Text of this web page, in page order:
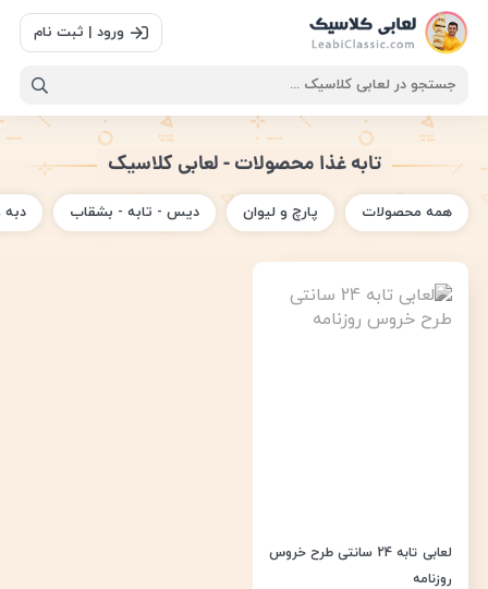
ورود | ثبت نام
تابه غذا محصولات - لعابی کلاسیک
همه محصولات پارچ و لیوان دیس - تابه - بشقاب
لعابی تابه 24 سانتی طرح خروس
روزنامه